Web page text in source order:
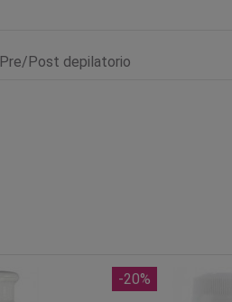
Pre/Post depilatorio
-20%